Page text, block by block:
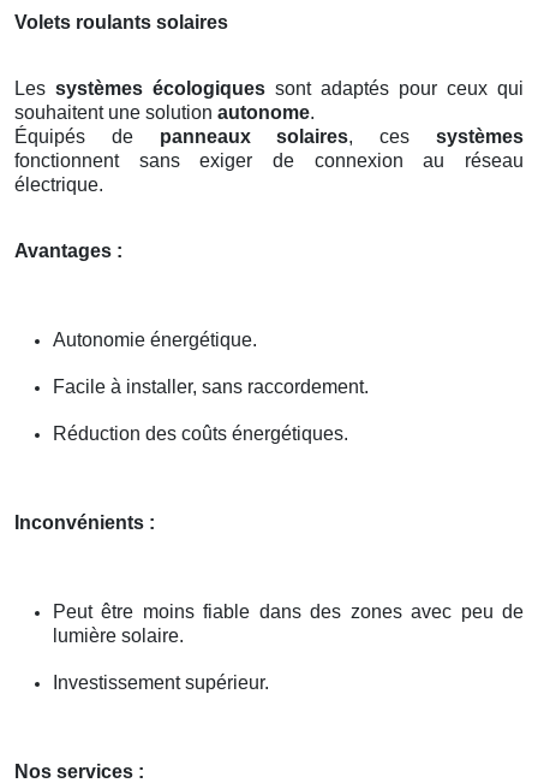
Volets roulants solaires
Les systèmes écologiques sont adaptés pour ceux qui
souhaitent une solution autonome.
Équipés de panneaux solaires, cessystèmes
fonctionnent sans exiger de connexion au réseau
électrique.
Avantages :
Autonomie énergétique.
Facile à installer, sans raccordement.
Réduction des coûts énergétiques.
Inconvénients :
Peut être moins fiable dans des zones avec peu de
lumière solaire.
Investissement supérieur.
Nos services :